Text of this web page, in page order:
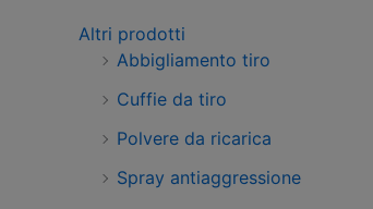
Altri prodotti
Abbigliamento tiro
Cuffie da tiro
Polvere da ricarica
Spray antiaggressione